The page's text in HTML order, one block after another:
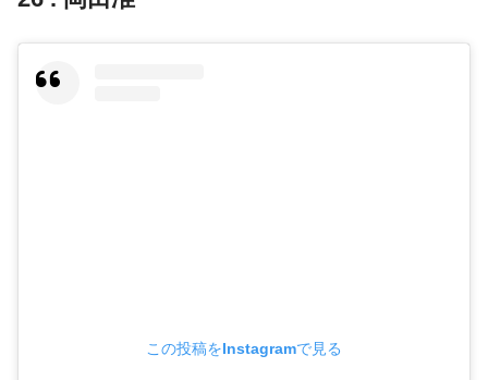
この投稿をInstagramで見る